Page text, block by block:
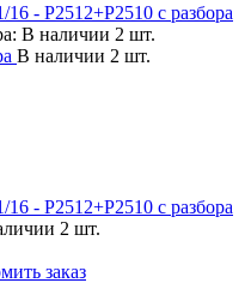
- P2512+P2510 с разбора
В наличии 2 шт.
В наличии 2 шт.
- P2512+P2510 с разбора
2 шт.
заказ